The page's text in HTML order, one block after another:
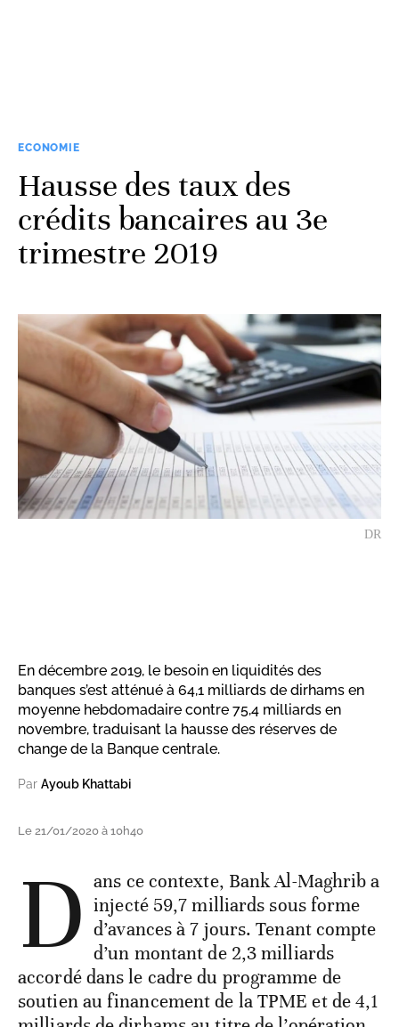
ECONOMIE
Hausse des taux des
crédits bancaires au 3e
trimestre 2019
DR
En décembre 2019, le besoin en liquidités des
banques s’est atténué à 64,1 milliards de dirhams en
moyenne hebdomadaire contre 75,4 milliards en
novembre, traduisant la hausse des réserves de
change de la Banque centrale.
Par Ayoub Khattabi
Le 21/01/2020 à 10h40
D ans ce contexte, Bank Al-Maghrib a
injecté 59,7 milliards sous forme
d’avances à 7 jours. Tenant compte
d’un montant de 2,3 milliards
accordé dans le cadre du programme de
soutien au financement de la TPME et de 4,1